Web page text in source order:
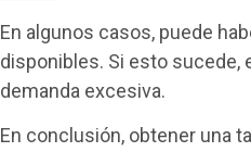
En algunos casos, puede
disponibles. Si esto sucede,
demanda excesiva.
En conclusión, obtener una